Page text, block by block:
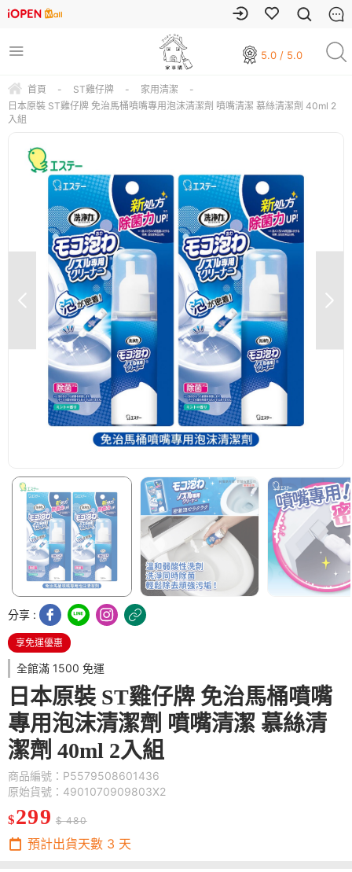
5.0 / 5.0
首頁 - ST雞仔牌 - 家用清潔
-
日本原裝 ST雞仔牌 免治馬桶噴嘴專用泡沫清潔劑 噴嘴清潔 慕絲清潔劑 40ml 2
入組
分享 :
享免運優惠
全館滿 1500 免運
日本原裝 ST雞仔牌 免治馬桶噴嘴
專用泡沫清潔劑 噴嘴清潔 慕絲清
潔劑 40ml 2入組
商品編號：P5579508601436
原始貨號：4901070909803X2
$299 $ 480
預計出貨天數 3 天